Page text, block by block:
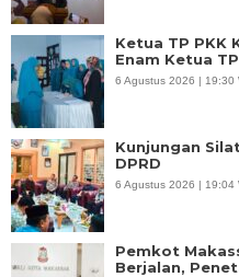
Ketua TP PKK
Enam Ketua
6 Agustus 2026 | 19:30
Kunjungan
DPRD
6 Agustus 2026 | 19:04
Pemkot
Berjalan,